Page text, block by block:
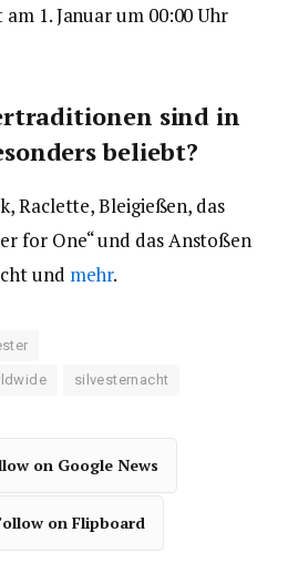
1. Januar um 00:00 Uhr
sind in
beliebt?
Raclette, Bleigießen, das
for One“ und das Anstoßen
und mehr.
silvesternacht
on Google News
on Flipboard